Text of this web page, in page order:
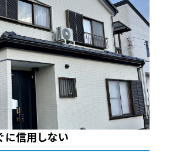
に信用しない